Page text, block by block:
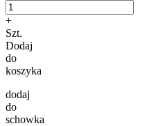
+
Szt.
Dodaj
do
koszyka
dodaj
do
schowka